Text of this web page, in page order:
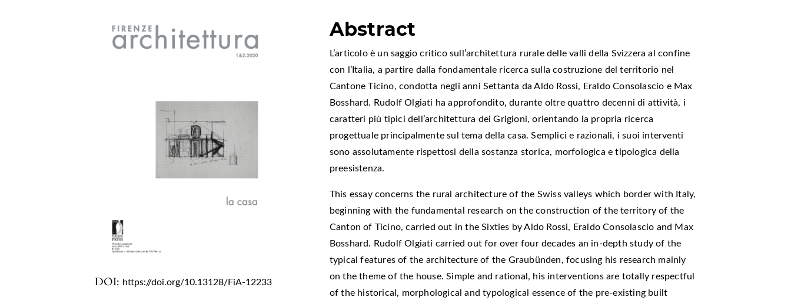
DOI: https://doi.org/10.13128/FiA-12233
Abstract
L’articolo è un saggio critico sull’architettura rurale delle valli della Svizzera al confine
con l’Italia, a partire dalla fondamentale ricerca sulla costruzione del territorio nel
Cantone Ticino, condotta negli anni Settanta da Aldo Rossi, Eraldo Consolascio e Max
Bosshard. Rudolf Olgiati ha approfondito, durante oltre quattro decenni di attività, i
caratteri più tipici dell’architettura dei Grigioni, orientando la propria ricerca
progettuale principalmente sul tema della casa. Semplici e razionali, i suoi interventi
sono assolutamente rispettosi della sostanza storica, morfologica e tipologica della
preesistenza.
This essay concerns the rural architecture of the Swiss valleys which border with Italy,
beginning with the fundamental research on the construction of the territory of the
Canton of Ticino, carried out in the Sixties by Aldo Rossi, Eraldo Consolascio and Max
Bosshard. Rudolf Olgiati carried out for over four decades an in-depth study of the
typical features of the architecture of the Graubünden, focusing his research mainly
on the theme of the house. Simple and rational, his interventions are totally respectful
of the historical, morphological and typological essence of the pre-existing built